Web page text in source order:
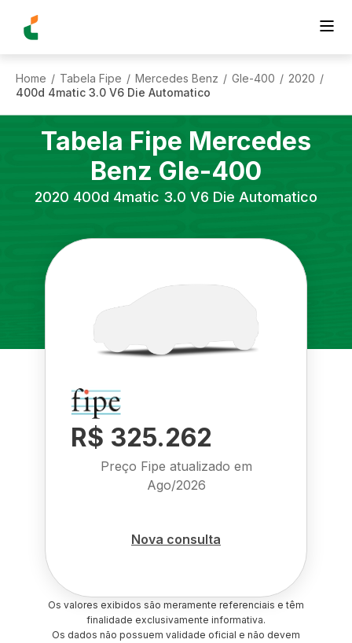
Home / Tabela Fipe / Mercedes Benz / Gle-400 / 2020 /
400d 4matic 3.0 V6 Die Automatico
Tabela Fipe Mercedes
Benz Gle-400
2020 400d 4matic 3.0 V6 Die Automatico
R$ 325.262
Preço Fipe atualizado em
Ago/2026
Nova consulta
Os valores exibidos são meramente referenciais e têm
finalidade exclusivamente informativa.
Os dados não possuem validade oficial e não devem